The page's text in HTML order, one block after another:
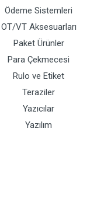
Ödeme Sistemleri
OT/VT Aksesuarları
Paket Ürünler
Para Çekmecesi
Rulo ve Etiket
Teraziler
Yazıcılar
Yazılım